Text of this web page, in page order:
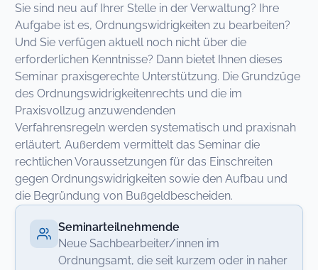
Sie sind neu auf Ihrer Stelle in der Verwaltung? Ihre
Aufgabe ist es, Ordnungswidrigkeiten zu bearbeiten?
Und Sie verfügen aktuell noch nicht über die
erforderlichen Kenntnisse? Dann bietet Ihnen dieses
Seminar praxisgerechte Unterstützung. Die Grundzüge
des Ordnungswidrigkeitenrechts und die im
Praxisvollzug anzuwendenden
Verfahrensregeln werden systematisch und praxisnah
erläutert. Außerdem vermittelt das Seminar die
rechtlichen Voraussetzungen für das Einschreiten
gegen Ordnungswidrigkeiten sowie den Aufbau und
die Begründung von Bußgeldbescheiden.
Seminarteilnehmende
Neue Sachbearbeiter/innen im
Ordnungsamt, die seit kurzem oder in naher